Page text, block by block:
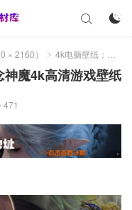


× 2160） > 4k电脑壁纸：王者荣耀李信一念神魔4k高清游戏壁纸
魔4k高清游戏壁纸
471